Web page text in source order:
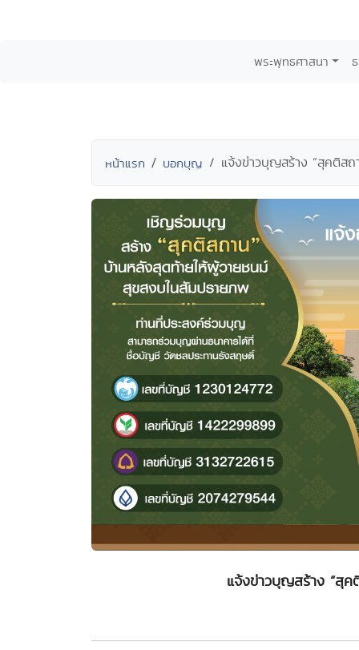
พระพุทธศาสนา
หน้าแรก บอกบุญ แจ้งข่าวบุญสร้าง “สุคติส
แจ้งข่าวบุญสร้าง “สุ